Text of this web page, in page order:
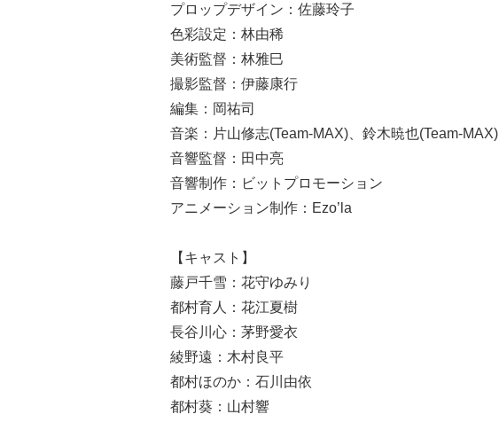
プロップデザイン：佐藤玲子
色彩設定：林由稀
美術監督：林雅巳
撮影監督：伊藤康行
編集：岡祐司
音楽：片山修志(Team-MAX)、鈴木暁也(Team-MAX)
音響監督：田中亮
音響制作：ビットプロモーション
アニメーション制作：Ezo’la
【キャスト】
藤戸千雪：花守ゆみり
都村育人：花江夏樹
長谷川心：茅野愛衣
綾野遠：木村良平
都村ほのか：石川由依
都村葵：山村響